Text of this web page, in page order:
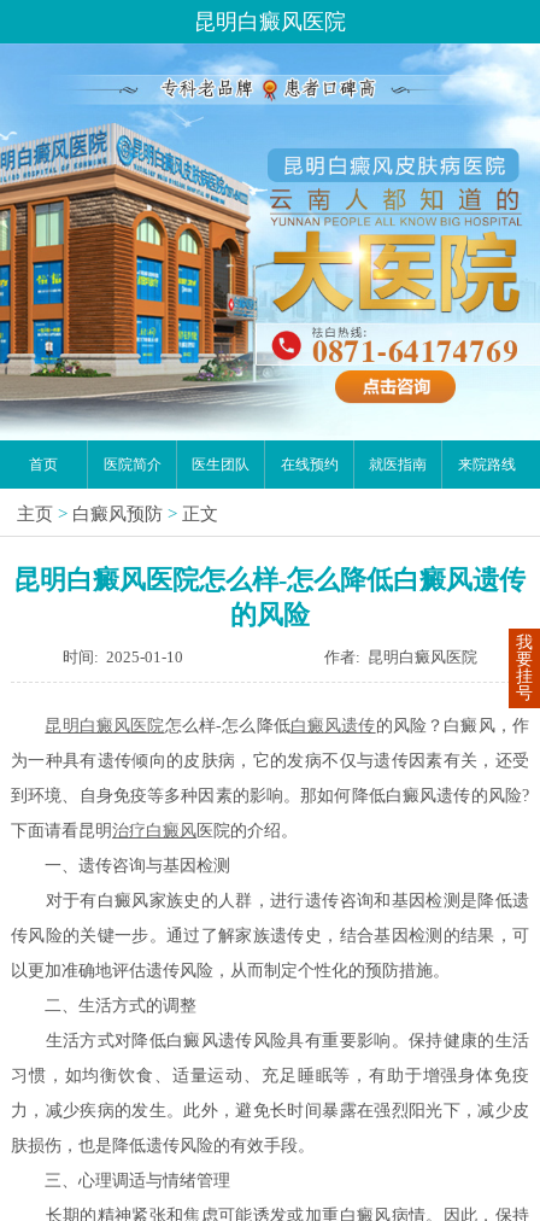
昆明白癜风医院
首页 医院简介 医生团队 在线预约 就医指南 来院路线
主页 > 白癜风预防 > 正文
昆明白癜风医院怎么样-怎么降低白癜风遗传
的风险
时间: 2025-01-10 作者: 昆明白癜风医院
昆明白癜风医院怎么样-怎么降低白癜风遗传的风险？白癜风，作
为一种具有遗传倾向的皮肤病，它的发病不仅与遗传因素有关，还受
到环境、自身免疫等多种因素的影响。那如何降低白癜风遗传的风险?
下面请看昆明治疗白癜风 医院的介绍。
一、遗传咨询与基因检测
对于有白癜风家族史的人群，进行遗传咨询和基因检测是降低遗
传风险的关键一步。通过了解家族遗传史，结合基因检测的结果，可
以更加准确地评估遗传风险，从而制定个性化的预防措施。
二、生活方式的调整
生活方式对降低白癜风遗传风险具有重要影响。保持健康的生活
习惯，如均衡饮食、适量运动、充足睡眠等，有助于增强身体免疫
力，减少疾病的发生。此外，避免长时间暴露在强烈阳光下，减少皮
肤损伤，也是降低遗传风险的有效手段。
三、心理调适与情绪管理
长期的精神紧张和焦虑可能诱发或加重白癜风病情。因此，保持
我
要
挂
号